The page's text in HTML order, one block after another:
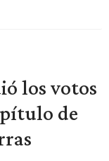
los votos
de